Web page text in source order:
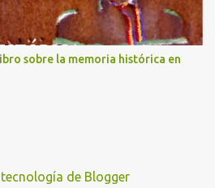
sobre la memoria histórica en
de Blogger